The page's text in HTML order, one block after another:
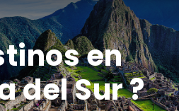
en
del Sur ?